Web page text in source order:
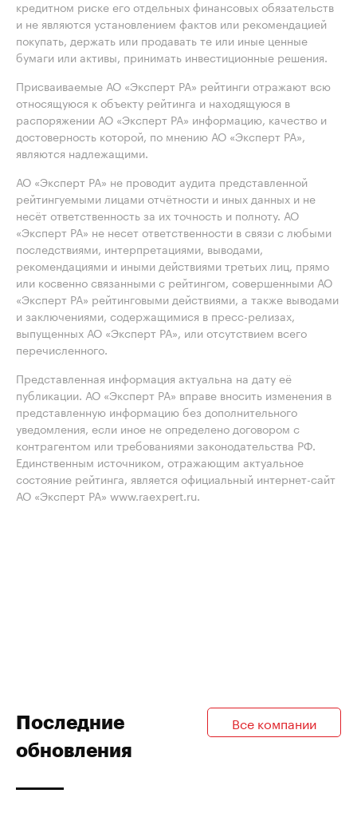
кредитном риске его отдельных финансовых обязательств
и не являются установлением фактов или рекомендацией
покупать, держать или продавать те или иные ценные
бумаги или активы, принимать инвестиционные решения.
Присваиваемые АО «Эксперт РА» рейтинги отражают всю
относящуюся к объекту рейтинга и находящуюся в
распоряжении АО «Эксперт РА» информацию, качество и
достоверность которой, по мнению АО «Эксперт РА»,
являются надлежащими.
АО «Эксперт РА» не проводит аудита представленной
рейтингуемыми лицами отчётности и иных данных и не
несёт ответственность за их точность и полноту. АО
«Эксперт РА» не несет ответственности в связи с любыми
последствиями, интерпретациями, выводами,
рекомендациями и иными действиями третьих лиц, прямо
или косвенно связанными с рейтингом, совершенными АО
«Эксперт РА» рейтинговыми действиями, а также выводами
и заключениями, содержащимися в пресс-релизах,
выпущенных АО «Эксперт РА», или отсутствием всего
перечисленного.
Представленная информация актуальна на дату её
публикации. АО «Эксперт РА» вправе вносить изменения в
представленную информацию без дополнительного
уведомления, если иное не определено договором с
контрагентом или требованиями законодательства РФ.
Единственным источником, отражающим актуальное
состояние рейтинга, является официальный интернет-сайт
АО «Эксперт РА» www.raexpert.ru.
Последние
обновления
Все компании